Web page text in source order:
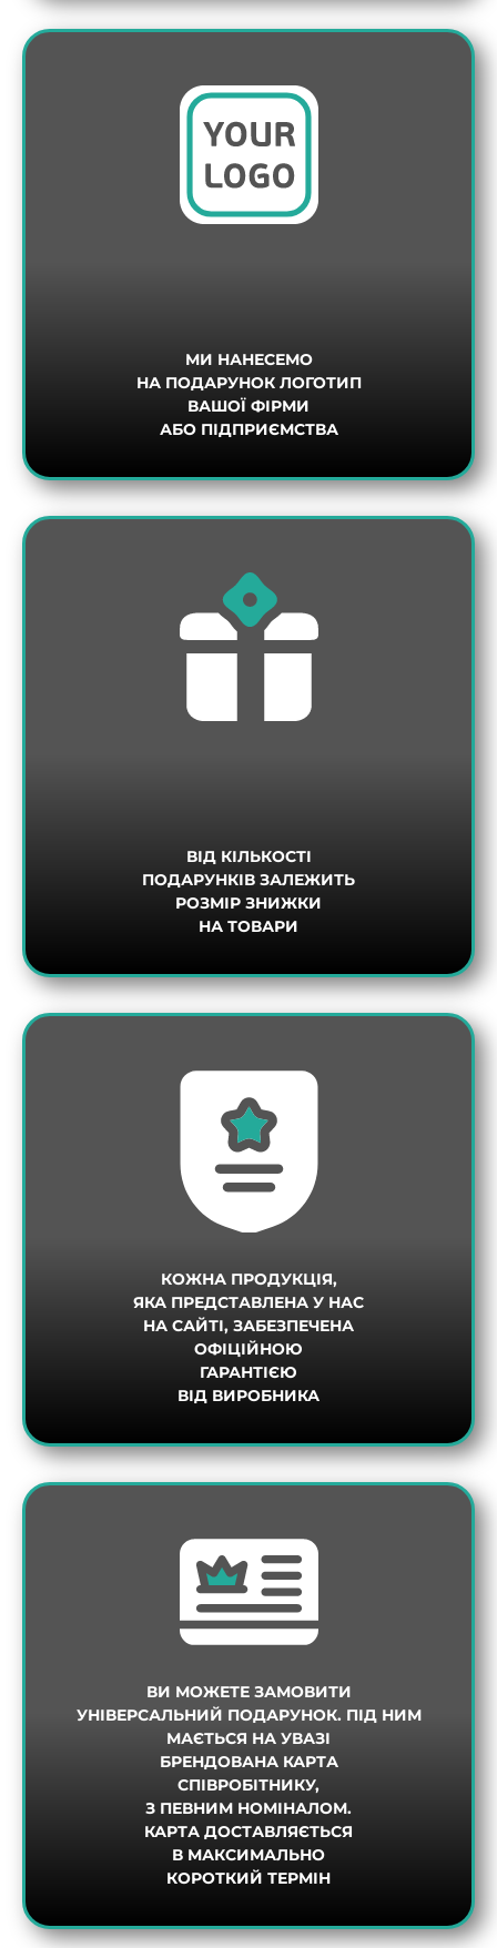
МИ НАНЕСЕМО
НА ПОДАРУНОК ЛОГОТИП
ВАШОЇ ФІРМИ
АБО ПІДПРИЄМСТВА
ВІД КІЛЬКОСТІ
ПОДАРУНКІВ ЗАЛЕЖИТЬ
РОЗМІР ЗНИЖКИ
НА ТОВАРИ
КОЖНА ПРОДУКЦІЯ,
ЯКА ПРЕДСТАВЛЕНА У НАС
НА САЙТІ, ЗАБЕЗПЕЧЕНА
ОФІЦІЙНОЮ
ГАРАНТІЄЮ
ВІД ВИРОБНИКА
ВИ МОЖЕТЕ ЗАМОВИТИ
УНІВЕРСАЛЬНИЙ ПОДАРУНОК. ПІД НИМ
МАЄТЬСЯ НА УВАЗІ
БРЕНДОВАНА КАРТА
СПІВРОБІТНИКУ,
З ПЕВНИМ НОМІНАЛОМ.
КАРТА ДОСТАВЛЯЄТЬСЯ
В МАКСИМАЛЬНО
КОРОТКИЙ ТЕРМІН